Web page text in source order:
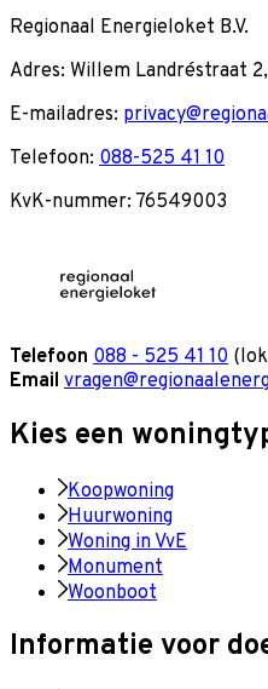
Regionaal Energieloket B.V.
Adres: Willem Landréstraat
E-mailadres:
Telefoon: 088-525 41 10
KvK-nummer: 76549003
Telefoon 088 - 525 41 10
Email
Kies een
Koopwoning
Huurwoning
Woning in VvE
Monument
Woonboot
Informatie voor